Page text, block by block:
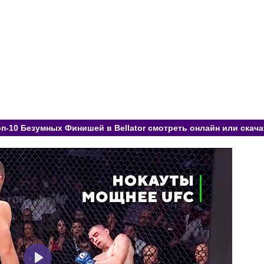
10 Безумных Финишей в Bellator смотреть онлайн или